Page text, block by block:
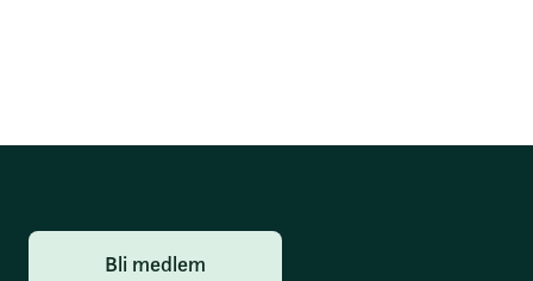
Bli medlem